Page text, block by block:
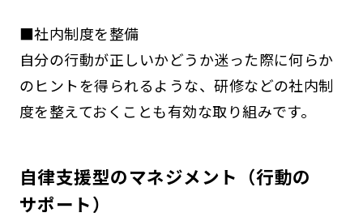
■社内制度を整備
自分の行動が正しいかどうか迷った際に何らか
のヒントを得られるような、研修などの社内制
度を整えておくことも有効な取り組みです。
自律支援型のマネジメント（行動の
サポート）